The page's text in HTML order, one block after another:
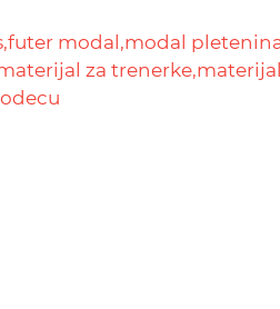
futer modal,modal
za trenerke,